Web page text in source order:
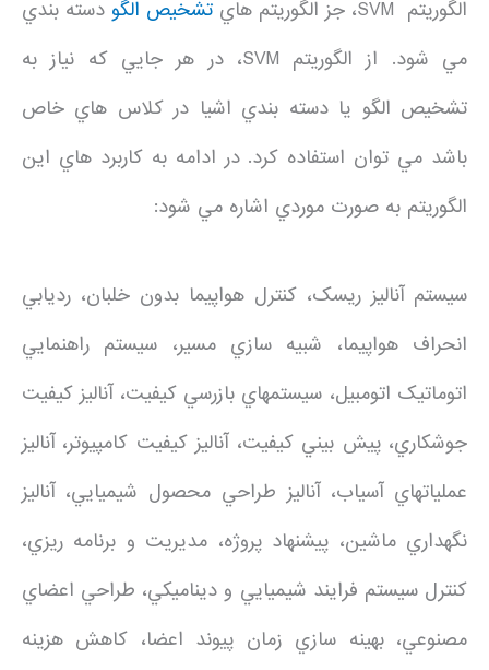
الگوريتم SVM، جز الگوريتم هاي تشخيص الگو دسته بندي
مي شود. از الگوريتم SVM، در هر جايي که نياز به
تشخيص الگو يا دسته بندي اشيا در کلاس هاي خاص
باشد مي توان استفاده کرد. در ادامه به کاربرد هاي اين
الگوريتم به صورت موردي اشاره مي شود:
سيستم آناليز ريسک، کنترل هواپيما بدون خلبان، رديابي
انحراف هواپيما، شبيه سازي مسير، سيستم راهنمايي
اتوماتيک اتومبيل، سيستمهاي بازرسي کيفيت، آناليز کيفيت
جوشکاري، پيش بيني کيفيت، آناليز کيفيت کامپيوتر، آناليز
عملياتهاي آسياب، آناليز طراحي محصول شيميايي، آناليز
نگهداري ماشين، پيشنهاد پروژه، مديريت و برنامه ريزي،
کنترل سيستم فرايند شيميايي و ديناميکي، طراحي اعضاي
مصنوعي، بهينه سازي زمان پيوند اعضا، کاهش هزينه